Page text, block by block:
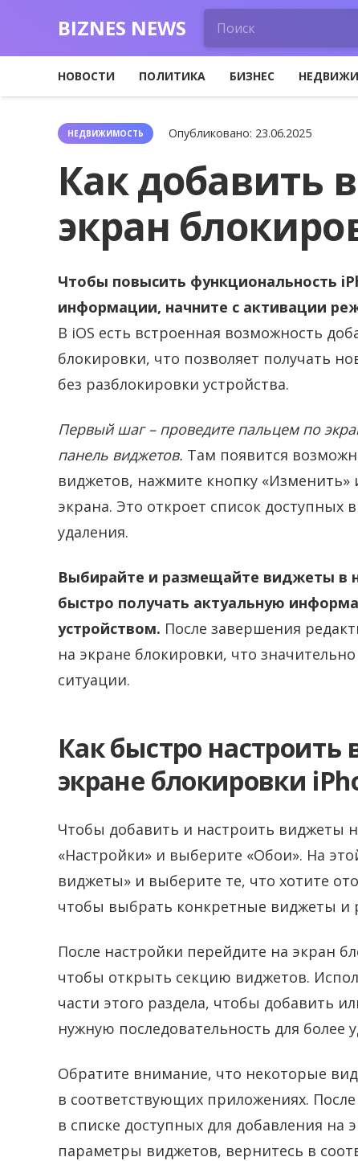
BIZNES NEWS
НОВОСТИ ПОЛИТИКА БИЗНЕС
НЕДВИЖИМОСТЬ Опубликовано: 23.06.2025
Как добавить
экран
Чтобы повысить функциональность
информации, начните с активации
В iOS есть встроенная возможность
блокировки, что позволяет получать
без разблокировки устройства.
Первый шаг – проведите пальцем по
панель виджетов. Там появится
виджетов, нажмите кнопку «Изменить»
экрана. Это откроет список доступных
удаления.
Выбирайте и размещайте виджеты в
быстро получать актуальную
устройством. После завершения
на экране блокировки, что
ситуации.
Как быстро
экране блокировки
Чтобы добавить и настроить виджеты
«Настройки» и выберите «Обои». На
виджеты» и выберите те, что хотите
чтобы выбрать конкретные виджеты и
После настройки перейдите на экран
чтобы открыть секцию виджетов.
части этого раздела, чтобы добавить
нужную последовательность для более
Обратите внимание, что некоторые
в соответствующих приложениях.
в списке доступных для добавления
параметры виджетов, вернитесь в